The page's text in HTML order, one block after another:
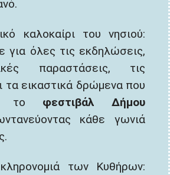
καλοκαίρι του νησιού:
για όλες τις εκδηλώσεις,
παραστάσεις, τις
τα εικαστικά δρώμενα που
το φεστιβάλ Δήμου
κάθε γωνιά
των Κυθήρων: